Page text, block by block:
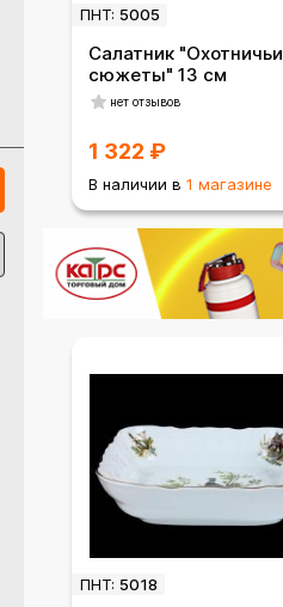
ПНТ: 5005
Салатник "Охотничьи
сюжеты" 13 см
нет отзывов
1 322 ₽
В наличии в 1 магазине
ПНТ: 5018